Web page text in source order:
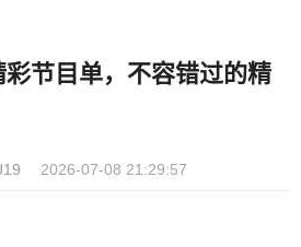
节目单，不容错过的精
2026-07-08 21:29:57